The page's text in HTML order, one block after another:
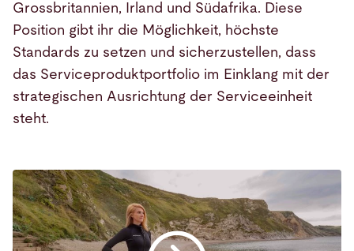
Grossbritannien, Irland und Südafrika. Diese
Position gibt ihr die Möglichkeit, höchste
Standards zu setzen und sicherzustellen, dass
das Serviceproduktportfolio im Einklang mit der
strategischen Ausrichtung der Serviceeinheit
steht.